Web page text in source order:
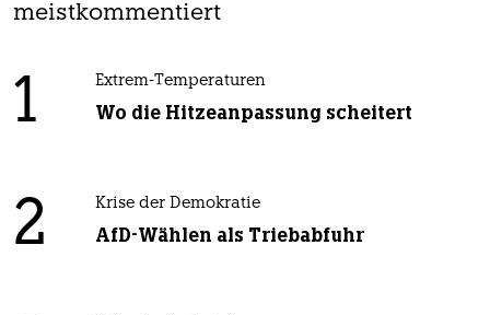
meistkommentiert
1 Extrem-Temperaturen
Wo die Hitzeanpassung scheitert
2 Krise der Demokratie
AfD-Wählen als Triebabfuhr